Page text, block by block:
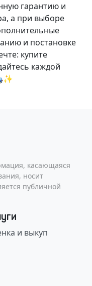
гарантию и
а при выборе
и постановке
: купите
каждой
касающаяся
носит
публичной
и выкуп